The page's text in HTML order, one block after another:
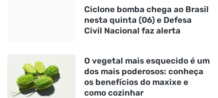
Ciclone bomba chega ao Brasil
nesta quinta (06) e Defesa
Civil Nacional faz alerta
O vegetal mais esquecido é um
dos mais poderosos: conheça
os benefícios do maxixe e
como cozinhar